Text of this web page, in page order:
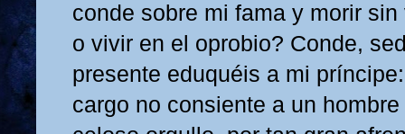
conde sobre mi fama y morir sin
o vivir en el oprobio? Conde,
presente eduquéis a mi
cargo no consiente a un